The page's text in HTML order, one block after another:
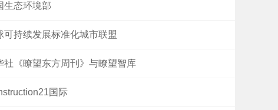
生态环境部
可持续发展标准化城市联盟
社《瞭望东方周刊》与瞭望智库
国际